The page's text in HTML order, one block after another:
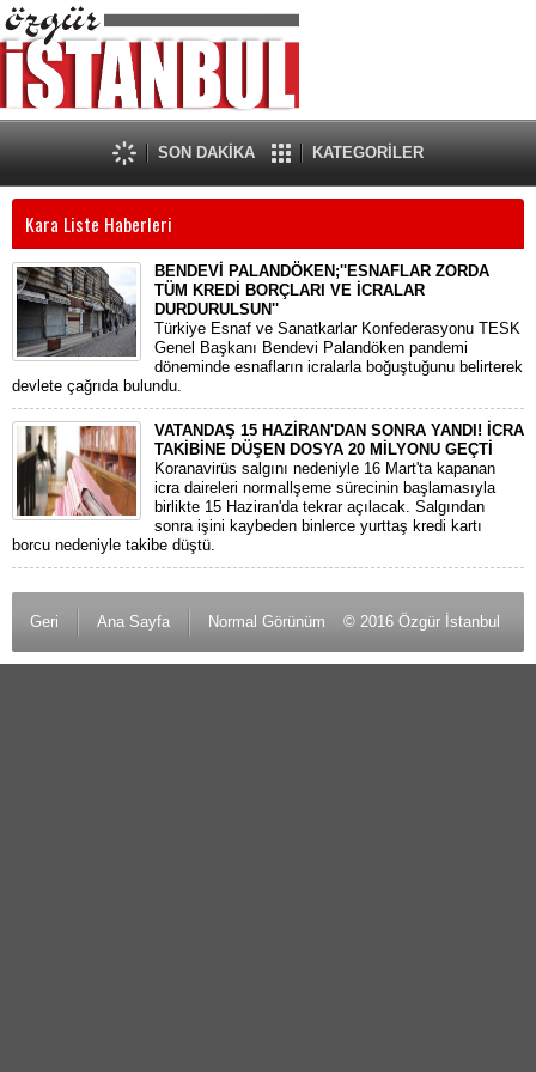
SON DAKİKA KATEGORİLER
Kara Liste Haberleri
BENDEVİ PALANDÖKEN;''ESNAFLAR ZORDA
TÜM KREDİ BORÇLARI VE İCRALAR
DURDURULSUN''
Türkiye Esnaf ve Sanatkarlar Konfederasyonu TESK
Genel Başkanı Bendevi Palandöken pandemi
döneminde esnafların icralarla boğuştuğunu belirterek
devlete çağrıda bulundu.
VATANDAŞ 15 HAZİRAN'DAN SONRA YANDI! İCRA
TAKİBİNE DÜŞEN DOSYA 20 MİLYONU GEÇTİ
Koranavirüs salgını nedeniyle 16 Mart'ta kapanan
icra daireleri normallşeme sürecinin başlamasıyla
birlikte 15 Haziran'da tekrar açılacak. Salgından
sonra işini kaybeden binlerce yurttaş kredi kartı
borcu nedeniyle takibe düştü.
Geri Ana Sayfa Normal Görünüm © 2016 Özgür İstanbul